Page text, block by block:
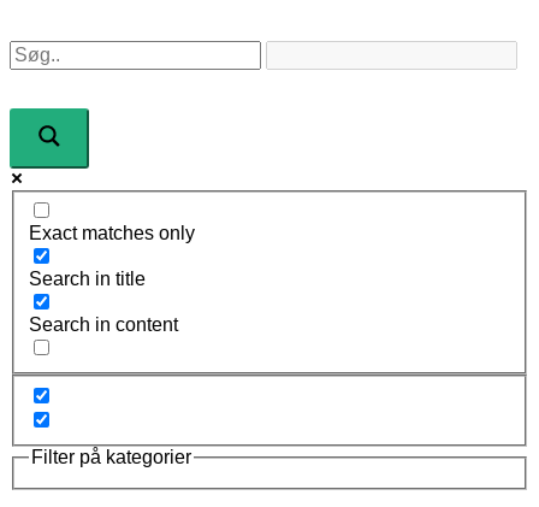
Exact matches only
Search in title
Search in content
Filter på kategorier